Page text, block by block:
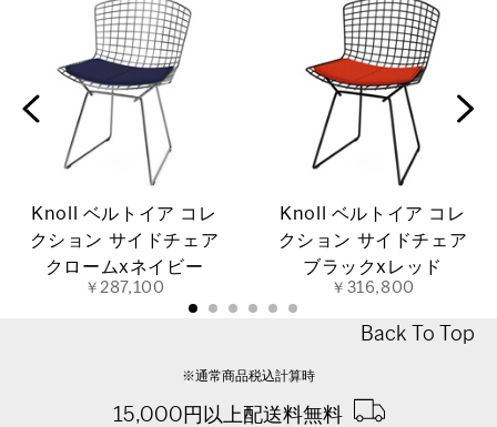
Knoll ベルトイア コレ
クション サイドチェア
クロームxネイビー
￥287,100
Knoll ベルトイア コレ
クション サイドチェア
ブラックxレッド
￥316,800
Back To Top
※通常商品税込計算時
15,000円以上配送料無料